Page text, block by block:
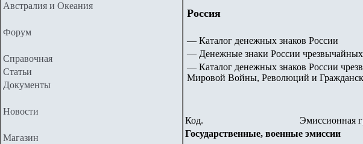
Австралия и Океания
Форум
Справочная
Статьи
Документы
Новости
Магазин
Россия
— Каталог денежных знаков России
— Денежные знаки России чрезвычайных
— Каталог денежных знаков России
Мировой Войны, Революций и
Код.
Эмиссионная
Государственные, военные эмиссии